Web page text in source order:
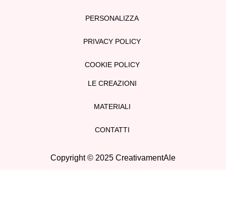
PERSONALIZZA
PRIVACY POLICY
COOKIE POLICY
LE CREAZIONI
MATERIALI
CONTATTI
Copyright © 2025 CreativamentAle